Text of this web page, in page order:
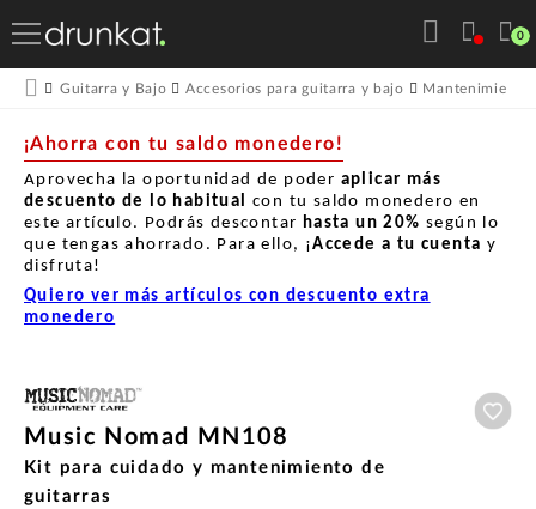
0
Guitarra y Bajo Accesorios para guitarra y bajo Mantenimiento
¡Ahorra con tu saldo monedero!
Aprovecha la oportunidad de poder aplicar más
descuento de lo habitual con tu saldo monedero en
este artículo. Podrás descontar hasta un 20% según lo
que tengas ahorrado. Para ello, ¡Accede a tu cuenta y
disfruta!
Quiero ver más artículos con descuento extra
monedero
Music Nomad MN108
Kit para cuidado y mantenimiento de
guitarras